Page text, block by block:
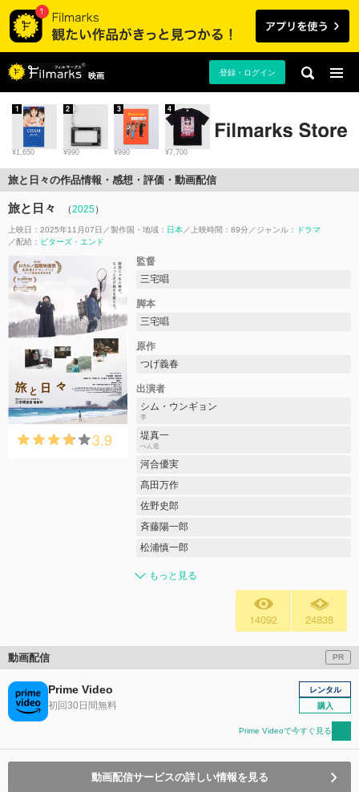
映画 登録・ログイン
¥1,650
1
¥990
2
¥990
3
¥7,700
4
旅と日々の作品情報・感想・評価・動画配信
旅と日々 （2025）
上映日：2025年11月07日 製作国・地域： 日本 上映時間：89分 ジャンル：
ドラマ
配給： ビターズ・エンド
3.9
監督
三宅唱
脚本
三宅唱
原作
つげ義春
出演者
シム・ウンギョン
李
堤真一
べん造
河合優実
髙田万作
佐野史郎
斉藤陽一郎
松浦慎一郎
もっと見る
14092 24838
動画配信 PR
Prime Video
初回30日間無料
レンタル
購入
Prime Videoで今すぐ見る
動画配信サービスの詳しい情報を見る